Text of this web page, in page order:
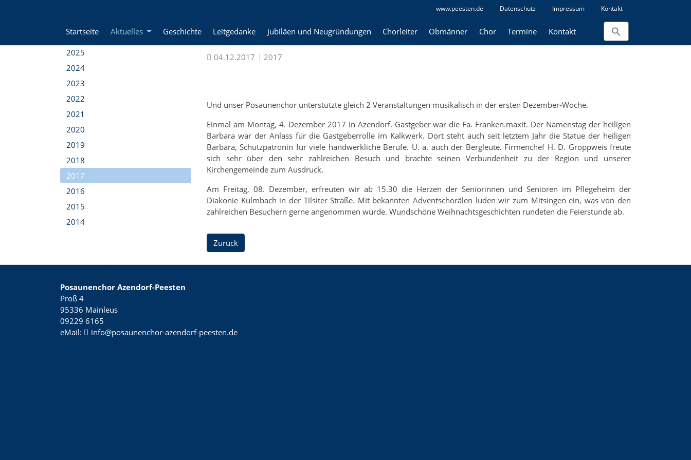
www.peesten.de Datenschutz Impressum Kontakt
Startseite Aktuelles Geschichte Leitgedanke Jubiläen und Neugründungen Chorleiter Obmänner Chor Termine Kontakt
Advent, Advent ein Lichtlein brennt......
04.12.2017 2017
Und unser Posaunenchor unterstützte gleich 2 Veranstaltungen musikalisch in der ersten Dezember-Woche.
Einmal am Montag, 4. Dezember 2017 in Azendorf. Gastgeber war die Fa. Franken.maxit. Der Namenstag der heiligen
Barbara war der Anlass für die Gastgeberrolle im Kalkwerk. Dort steht auch seit letztem Jahr die Statue der heiligen
Barbara, Schutzpatronin für viele handwerkliche Berufe. U. a. auch der Bergleute. Firmenchef H. D. Groppweis freute
sich sehr über den sehr zahlreichen Besuch und brachte seinen Verbundenheit zu der Region und unserer
Kirchengemeinde zum Ausdruck.
Am Freitag, 08. Dezember, erfreuten wir ab 15.30 die Herzen der Seniorinnen und Senioren im Pflegeheim der
Diakonie Kulmbach in der Tilsiter Straße. Mit bekannten Adventschorälen luden wir zum Mitsingen ein, was von den
zahlreichen Besuchern gerne angenommen wurde. Wundschöne Weihnachtsgeschichten rundeten die Feierstunde ab.
Zurück
2026
2025
2024
2023
2022
2021
2020
2019
2018
2017
2016
2015
2014
Posaunenchor Azendorf-Peesten
Proß 4
95336 Mainleus
09229 6165
eMail:
info@posaunenchor-azendorf-peesten.de